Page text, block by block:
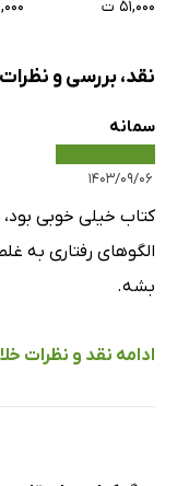
۵۱,۰۰۰ ت
نقد، بررسی و
سمانه
۱۴۰۳/۰۹/۰۶
کتاب خیلی خوبی
الگوهای رفتاری به
بشه.
ادامه نقد و